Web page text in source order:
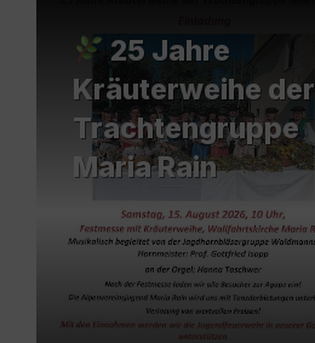
25 Jahre
Kräuterweihe der
Trachtengruppe
Maria Rain